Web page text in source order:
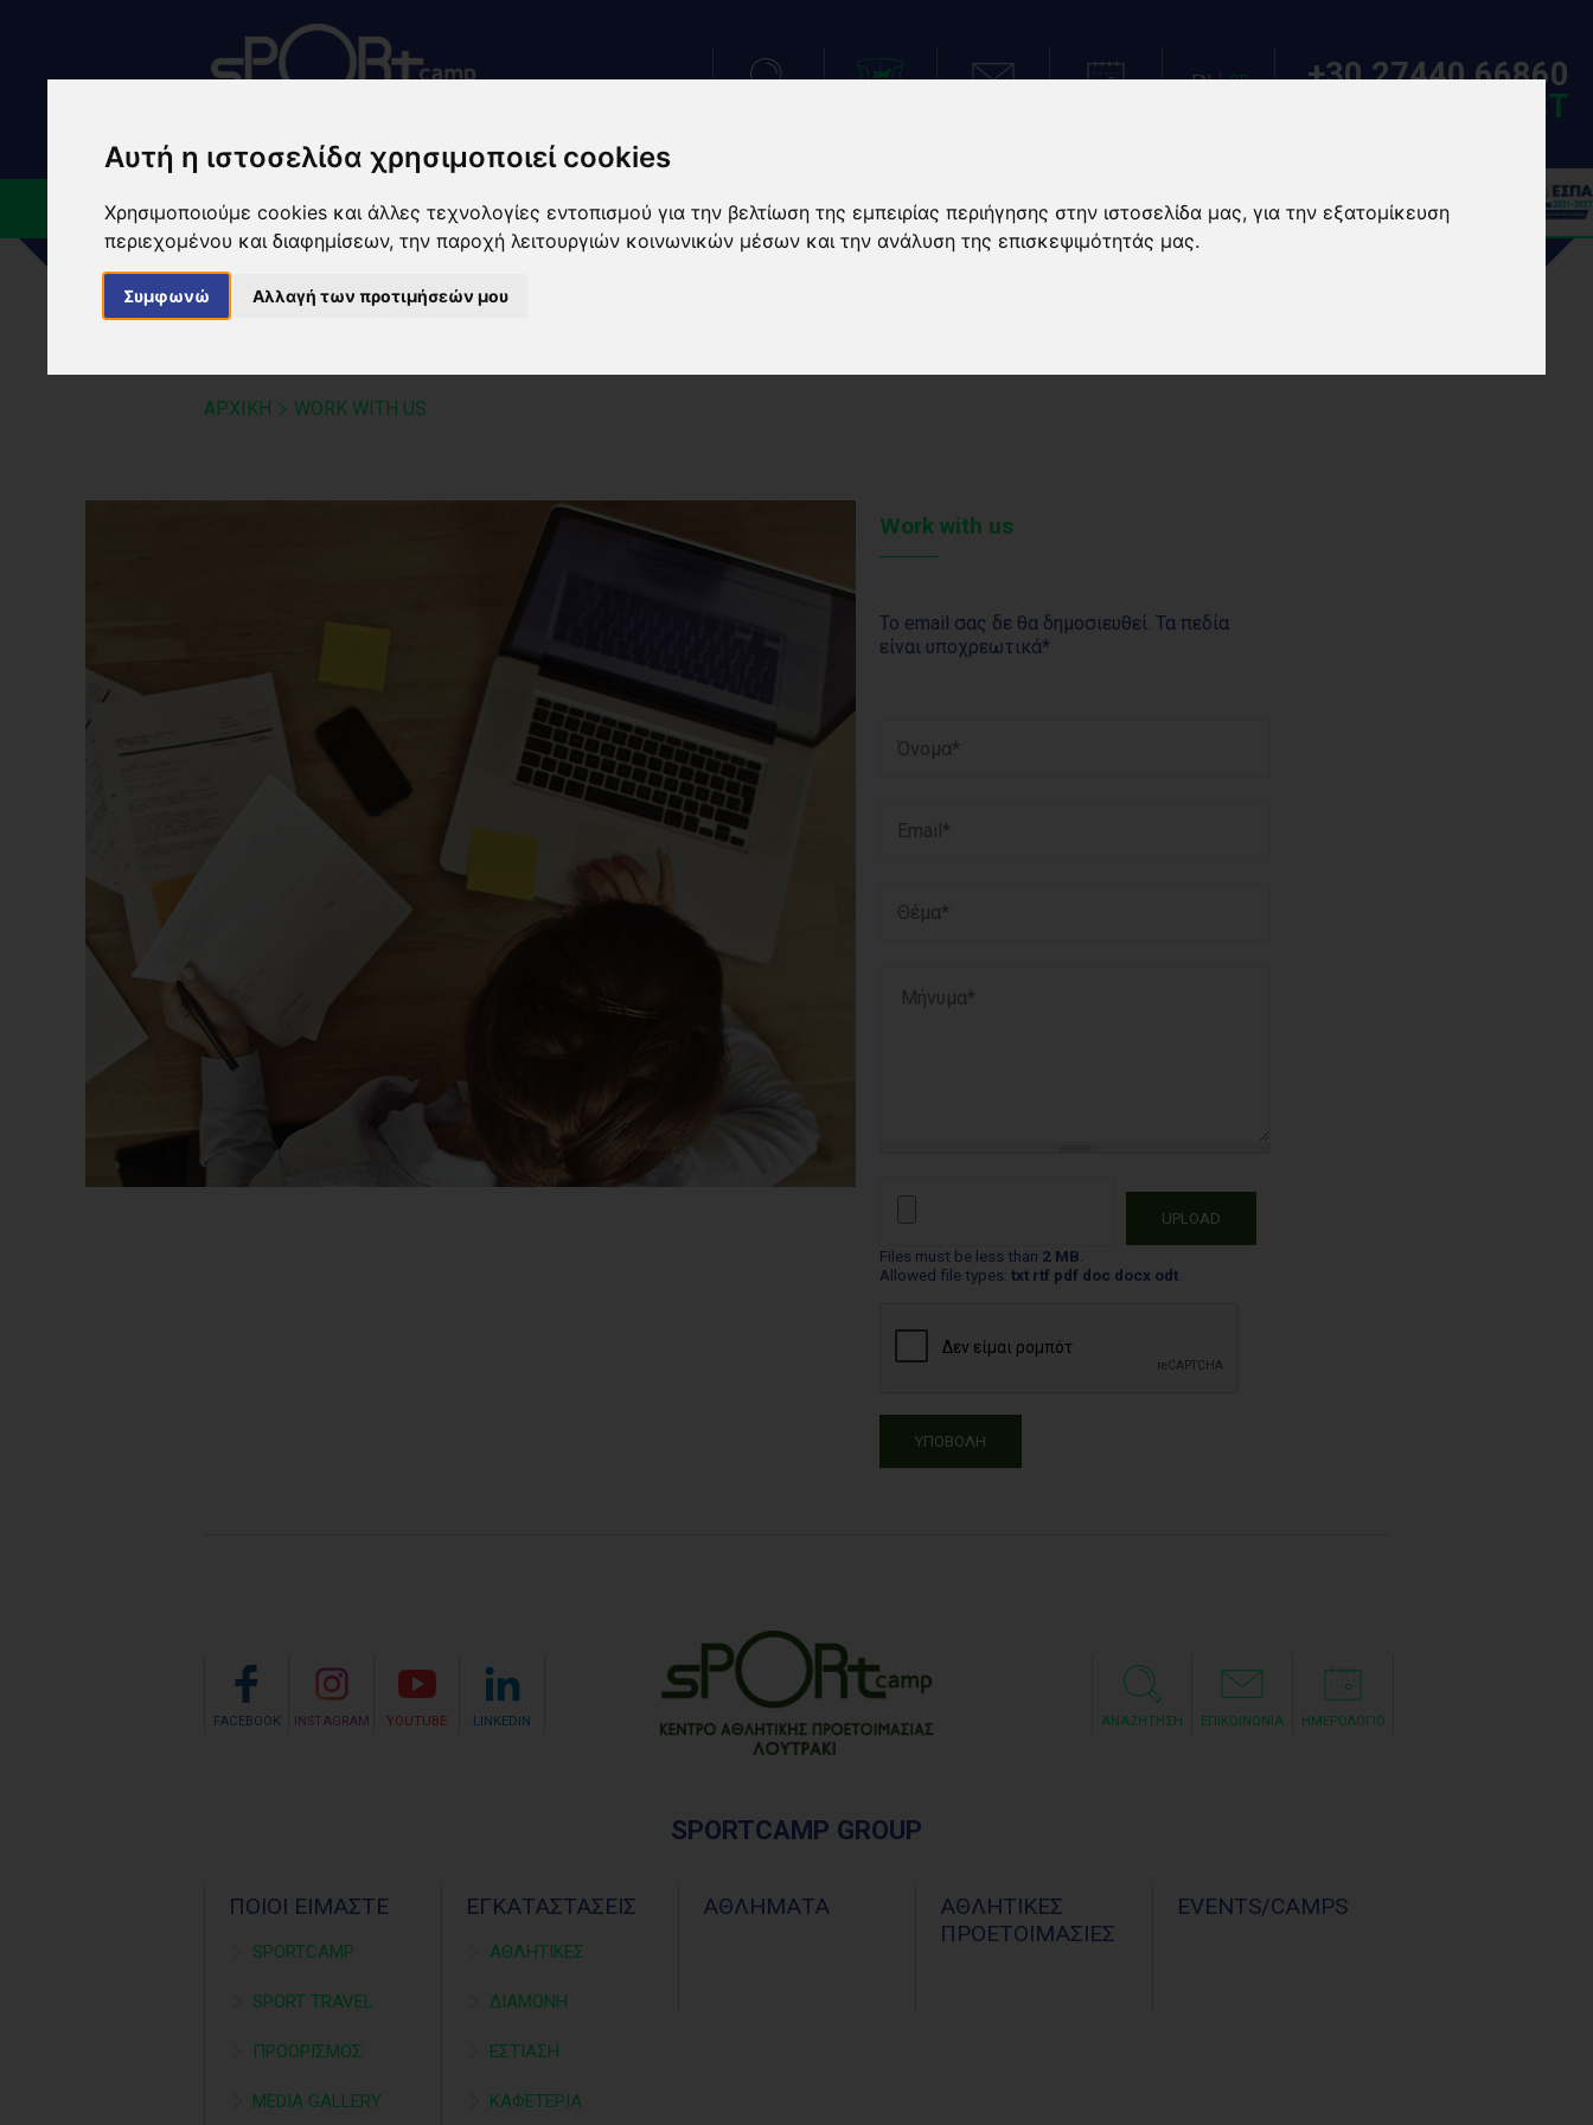
Αυτή η ιστοσελίδα χρησιμοποιεί cookies
Χρησιμοποιούμε cookies και άλλες τεχνολογίες εντοπισμού για την βελτίωση της εμπειρίας περιήγησης στην ιστοσελίδα μας, για την εξατομίκευση
περιεχομένου και διαφημίσεων, την παροχή λειτουργιών κοινωνικών μέσων και την ανάλυση της επισκεψιμότητάς μας.
Συμφωνώ Αλλαγή των προτιμήσεών μου
EN
GR
+30 27440 66860
MAKE A REQUEST
ΠΟΙΟΙ ΕΙΜΑΣΤΕ ΕΓΚΑΤΑΣΤΑΣΕΙΣ ΑΘΛΗΜΑΤΑ ΑΘΛΗΤΙΚΕΣ ΠΡΟΕΤΟΙΜΑΣΙΕΣ EVENTS/CAMPS
WORK WITH US
ΑΡΧΙΚΗ WORK WITH US
Work with us
Το email σας δε θα δημοσιευθεί. Τα πεδία
είναι υποχρεωτικά*
Files must be less than 2 MB
Allowed file types: txt rtf pdf doc docx odt
FACEBOOK INSTAGRAM YOUTUBE LINKEDIN ΑΝΑΖΗΤΗΣΗ ΕΠΙΚΟΙΝΩΝΙΑ ΗΜΕΡΟΛΟΓΙΟ
SPORTCAMP GROUP
ΠΟΙΟΙ ΕΙΜΑΣΤΕ
SPORTCAMP
SPORT TRAVEL
ΠΡΟΟΡΙΣΜΟΣ
MEDIA GALLERY
ΕΓΚΑΤΑΣΤΑΣΕΙΣ
ΑΘΛΗΤΙΚΕΣ
ΔΙΑΜΟΝΗ
ΕΣΤΙΑΣΗ
ΚΑΦΕΤΕΡΙΑ
ΑΘΛΗΜΑΤΑ
ΑΘΛΗΤΙΚΕΣ
ΠΡΟΕΤΟΙΜΑΣΙΕΣ
EVENTS/CAMPS